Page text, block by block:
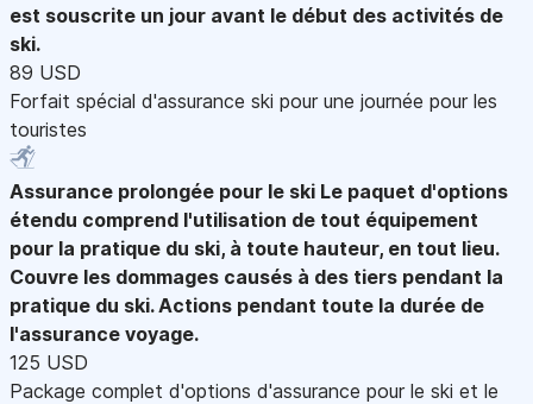
est souscrite un jour avant le début des activités de
ski.
89 USD
Forfait spécial d'assurance ski pour une journée pour les
touristes
Assurance prolongée pour le ski Le paquet d'options
étendu comprend l'utilisation de tout équipement
pour la pratique du ski, à toute hauteur, en tout lieu.
Couvre les dommages causés à des tiers pendant la
pratique du ski. Actions pendant toute la durée de
l'assurance voyage.
125 USD
Package complet d'options d'assurance pour le ski et le